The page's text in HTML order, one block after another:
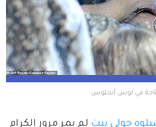
في لوس أنجلوس
جولي بيت لم يمر مرور الكرام